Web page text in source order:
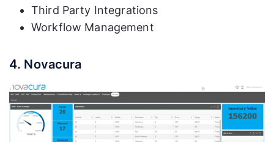
Third Party Integrations
Workflow Management
4. Novacura